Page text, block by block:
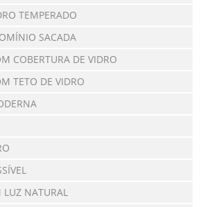
TEMPERADO
SACADA
COBERTURA DE VIDRO
TETO DE VIDRO
LUZ NATURAL